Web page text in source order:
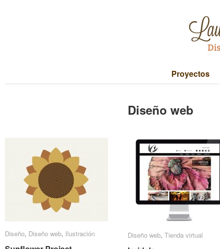
Proyectos
Diseño web
Diseño, Diseño web, Ilustración
Diseño Diseño web Ilustración Diseño web, Tienda virtual
Diseño web Tienda virtual